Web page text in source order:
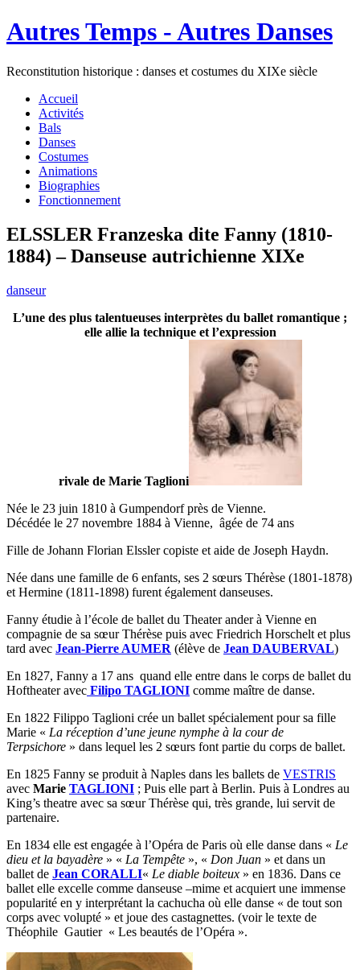
Autres Temps - Autres Danses
Reconstitution historique : danses et costumes du XIXe siècle
Accueil
Activités
Bals
Danses
Costumes
Animations
Biographies
Fonctionnement
ELSSLER Franzeska dite Fanny (1810-
1884) – Danseuse autrichienne XIXe
danseur
L’une des plus talentueuses interprètes du ballet romantique ;
elle allie la technique et l’expression
rivale de Marie Taglioni
Née le 23 juin 1810 à Gumpendorf près de Vienne.
Décédée le 27 novembre 1884 à Vienne, âgée de 74 ans
Fille de Johann Florian Elssler copiste et aide de Joseph Haydn.
Née dans une famille de 6 enfants, ses 2 sœurs Thérèse (1801-1878)
et Hermine (1811-1898) furent également danseuses.
Fanny étudie à l’école de ballet du Theater ander à Vienne en
compagnie de sa sœur Thérèse puis avec Friedrich Horschelt et plus
tard avec Jean-Pierre AUMER (élève de Jean DAUBERVAL)
En 1827, Fanny a 17 ans quand elle entre dans le corps de ballet du
Hoftheater avec Filipo TAGLIONI comme maître de danse.
En 1822 Filippo Taglioni crée un ballet spécialement pour sa fille
Marie « La réception d’une jeune nymphe à la cour de
Terpsichore » dans lequel les 2 sœurs font partie du corps de ballet.
En 1825 Fanny se produit à Naples dans les ballets de VESTRIS
avec Marie TAGLIONI ; Puis elle part à Berlin. Puis à Londres au
King’s theatre avec sa sœur Thérèse qui, très grande, lui servit de
partenaire.
En 1834 elle est engagée à l’Opéra de Paris où elle danse dans « Le
dieu et la bayadère » « La Tempête », « Don Juan » et dans un
ballet de Jean CORALLI« Le diable boiteux » en 1836. Dans ce
ballet elle excelle comme danseuse –mime et acquiert une immense
popularité en y interprétant la cachucha où elle danse « de tout son
corps avec volupté » et joue des castagnettes. (voir le texte de
Théophile Gautier « Les beautés de l’Opéra ».